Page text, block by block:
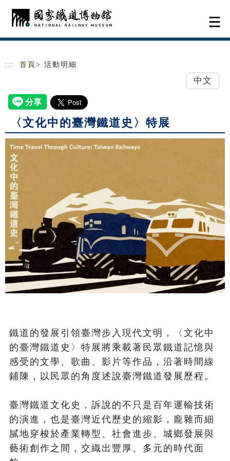
跳到主要內容
網站導覽
::: 首頁 > 活動明細
中文
〈文化中的臺灣鐵道史〉特展
鐵道的發展引領臺灣步入現代文明，〈文化中
的臺灣鐵道史〉特展將乘載著民眾鐵道記憶與
感受的文學、歌曲、影片等作品，沿著時間線
鋪陳，以民眾的角度述說臺灣鐵道發展歷程。
臺灣鐵道文化史，訴說的不只是百年運輸技術
的演進，也是臺灣近代歷史的縮影，龐雜而細
膩地穿梭於產業轉型、社會進步、城鄉發展與
藝術創作之間，交織出豐厚、多元的時代面